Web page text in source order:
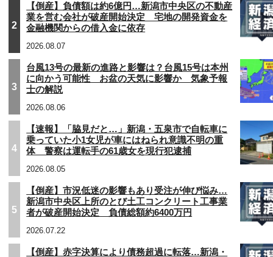
2
【倒産】負債額は約6億円…新潟市中央区の不動産
業を営む会社が破産開始決定 宅地の開発資金を
金融機関からの借入金に依存
2026.08.07
3
台風13号の最新の進路と影響は？台風15号は本州
に向かう可能性 お盆の天気に影響か 気象予報
士の解説
2026.08.06
4
【速報】「脇見だと…」新潟・五泉市で自転車に
乗っていた小1女児が車にはねられ意識不明の重
体 警察は運転手の61歳女を現行犯逮捕
2026.08.05
5
【倒産】市況低迷の影響もあり受注が伸び悩み…
新潟市中央区上所のとび土工コンクリート工事業
者が破産開始決定 負債総額約6400万円
2026.07.22
【倒産】赤字決算により債務超過に転落…新潟・